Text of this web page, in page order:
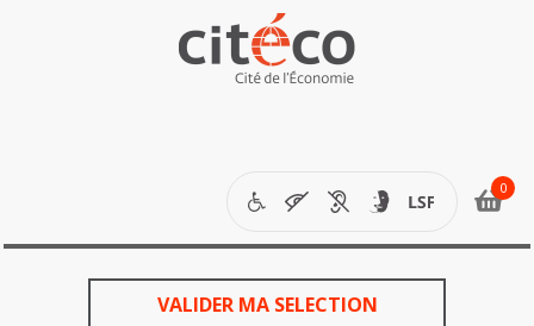
étapes
de
votre
commande
VALIDER MA SELECTION